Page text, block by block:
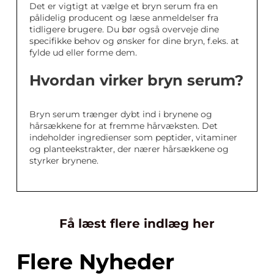
Det er vigtigt at vælge et bryn serum fra en
pålidelig producent og læse anmeldelser fra
tidligere brugere. Du bør også overveje dine
specifikke behov og ønsker for dine bryn, f.eks. at
fylde ud eller forme dem.
Hvordan virker bryn serum?
Bryn serum trænger dybt ind i brynene og
hårsækkene for at fremme hårvæksten. Det
indeholder ingredienser som peptider, vitaminer
og planteekstrakter, der nærer hårsækkene og
styrker brynene.
Få læst flere indlæg her
Flere Nyheder